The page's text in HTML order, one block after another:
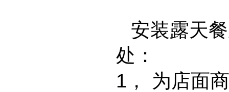
安装露天
处：
1 ，
为店面